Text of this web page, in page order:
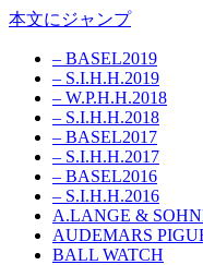
本文にジャンプ
– BASEL2019
– S.I.H.H.2019
– W.P.H.H.2018
– S.I.H.H.2018
– BASEL2017
– S.I.H.H.2017
– BASEL2016
– S.I.H.H.2016
A.LANGE &
AUDEMARS
BALL WATCH